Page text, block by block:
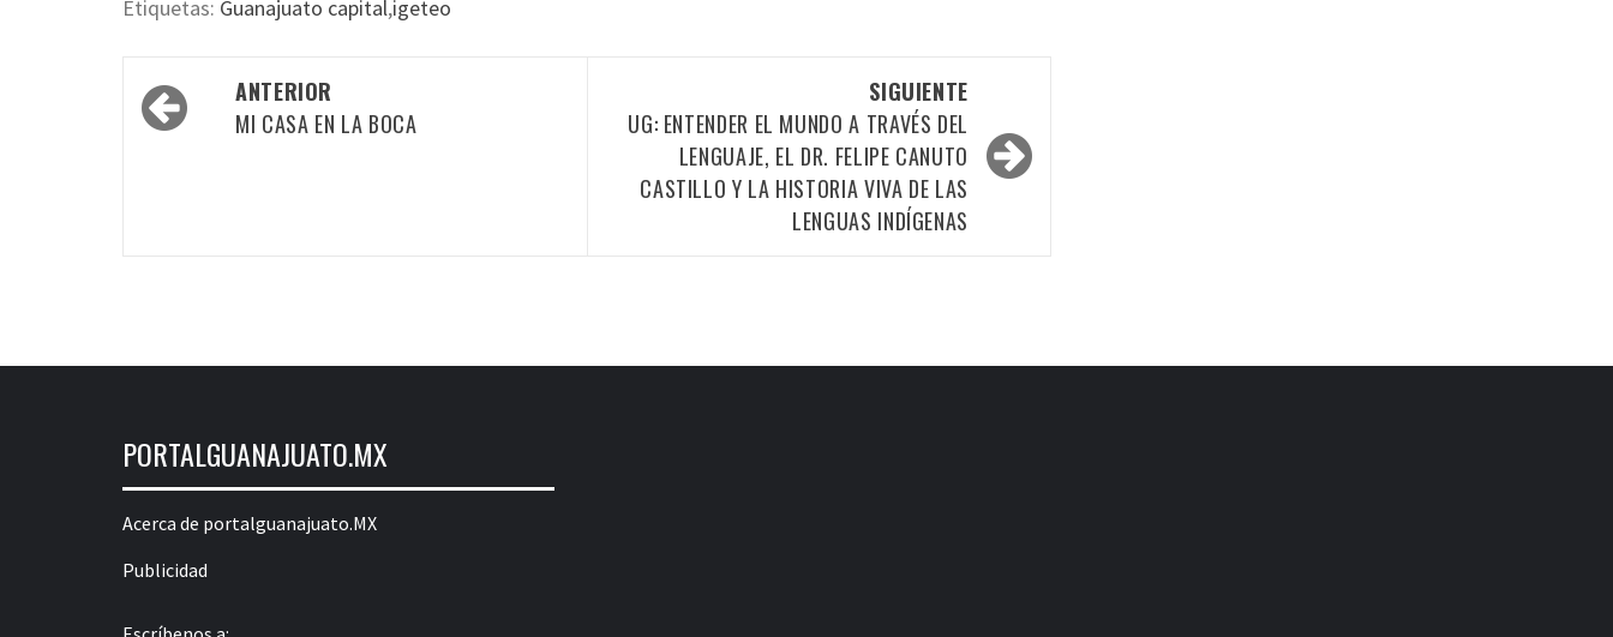
Etiquetas: Guanajuato capital,igeteo
Navegación
por
ANTERIOR
MI CASA EN LA BOCA
SIGUIENTE
UG: ENTENDER EL MUNDO A TRAVÉS DEL
LENGUAJE, EL DR. FELIPE CANUTO
CASTILLO Y LA HISTORIA VIVA DE LAS
LENGUAS INDÍGENAS
PORTALGUANAJUATO.MX
Acerca de portalguanajuato.MX
Publicidad